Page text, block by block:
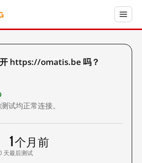
https://omatis.be 吗？
试均正常连接。
天
1 个月前
最后测试